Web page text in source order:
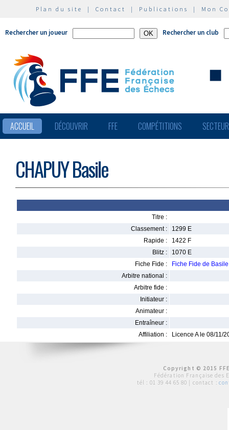
Plan du site | Contact | Publications | Mon
Rechercher un joueur Rechercher un club
ACCUEIL DÉCOUVRIR FFE COMPÉTITIONS
CHAPUY Basile
Titre :
Classement :
1299 E
Rapide :
1422 F
Blitz :
1070 E
Fiche Fide :
Fiche Fide de
Arbitre national :
Arbitre fide :
Initiateur :
Animateur :
Entraîneur :
Affiliation :
Licence A le 08/11/
Copyright © 2015
Fédération Française des
tél : 01 39 44 65 80 | contact :